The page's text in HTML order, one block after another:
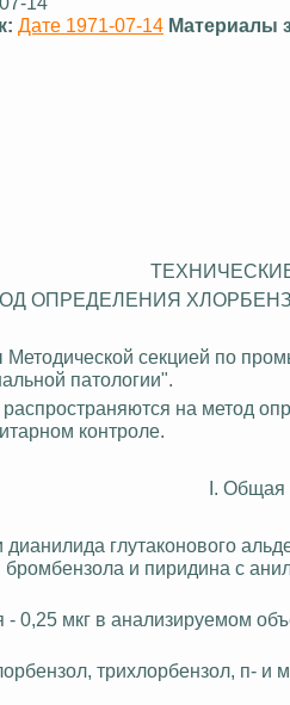
Дате 1971-07-14 Материалы
ОПРЕДЕЛЕНИЯ
Методической секцией по
патологии".
на метод
контроле.
I. Общая
дианилида глутаконового
и пиридина с
- 0,25 мкг в анализируемом
трихлорбензол , п- и